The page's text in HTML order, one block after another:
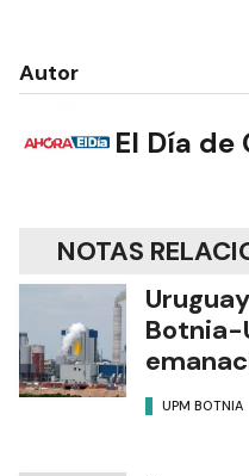
Autor
El Día de
NOTAS
Botnia-
UPM BOTNIA